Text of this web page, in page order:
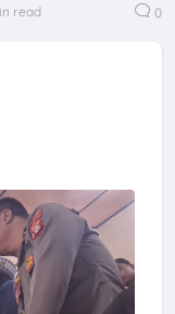
read 0